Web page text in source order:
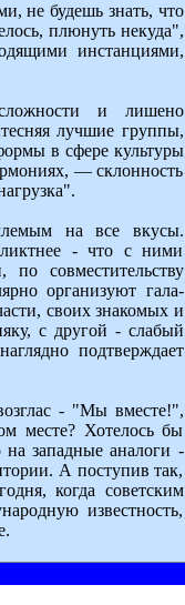
не будешь знать, что
плюнуть некуда",
инстанциями,
и лишено
лучшие группы,
в сфере культуры
— склонность
на все вкусы.
- что с ними
совместительству
организуют гала-
своих знакомых и
с другой - слабый
подтверждает
- "Мы вместе!",
месте? Хотелось бы
на западные аналоги -
А поступив так,
когда советским
известность,